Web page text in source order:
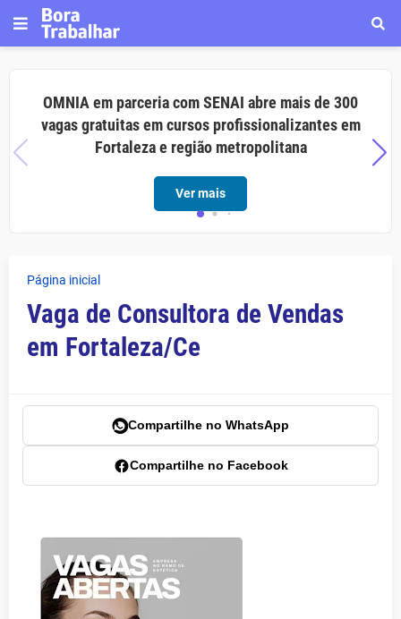
OMNIA em parceria com SENAI abre mais de 300
vagas gratuitas em cursos profissionalizantes em
Fortaleza e região metropolitana
Ver mais
Página inicial
Vaga de Consultora de Vendas
em Fortaleza/Ce
Compartilhe no WhatsApp
Compartilhe no Facebook